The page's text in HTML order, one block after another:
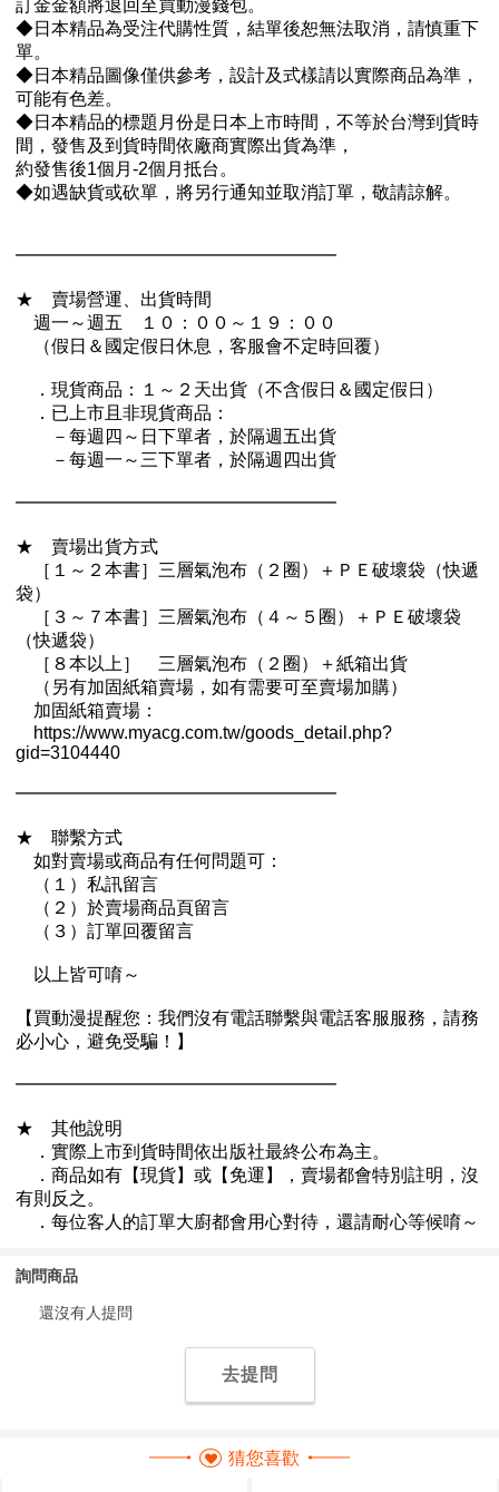
詢問商品
還沒有人提問
去提問
猜您喜歡